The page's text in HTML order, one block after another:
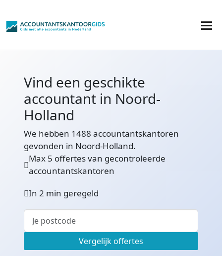
Vind een geschikte
accountant in Noord-
Holland
We hebben 1488 accountantskantoren
gevonden in Noord-Holland.
Max 5 offertes van gecontroleerde
accountantskantoren
In 2 min geregeld
Vergelijk offertes